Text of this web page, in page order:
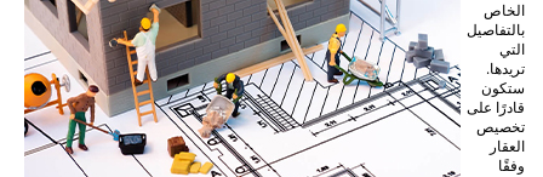
الخاص
بالتفاصيل
التي
تريدها.
ستكون
قادرًا على
تخصيص
العقار
وفقًا